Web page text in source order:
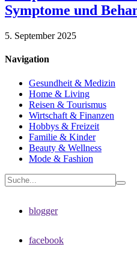
Symptome und
5. September 2025
Navigation
Gesundheit & Medizin
Home & Living
Reisen & Tourismus
Wirtschaft & Finanzen
Hobbys & Freizeit
Familie & Kinder
Beauty & Wellness
Mode & Fashion
blogger
facebook